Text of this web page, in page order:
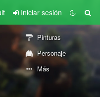
Iniciar sesión
Pinturas
Personaje
Más